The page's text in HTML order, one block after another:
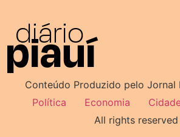
Conteúdo Produzido pelo Jornal
Política
Economia
All rights reserved